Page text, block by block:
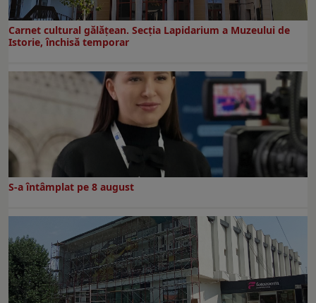
Carnet cultural gălăţean. Secţia Lapidarium a Muzeului de
Istorie, închisă temporar
S-a întâmplat pe 8 august